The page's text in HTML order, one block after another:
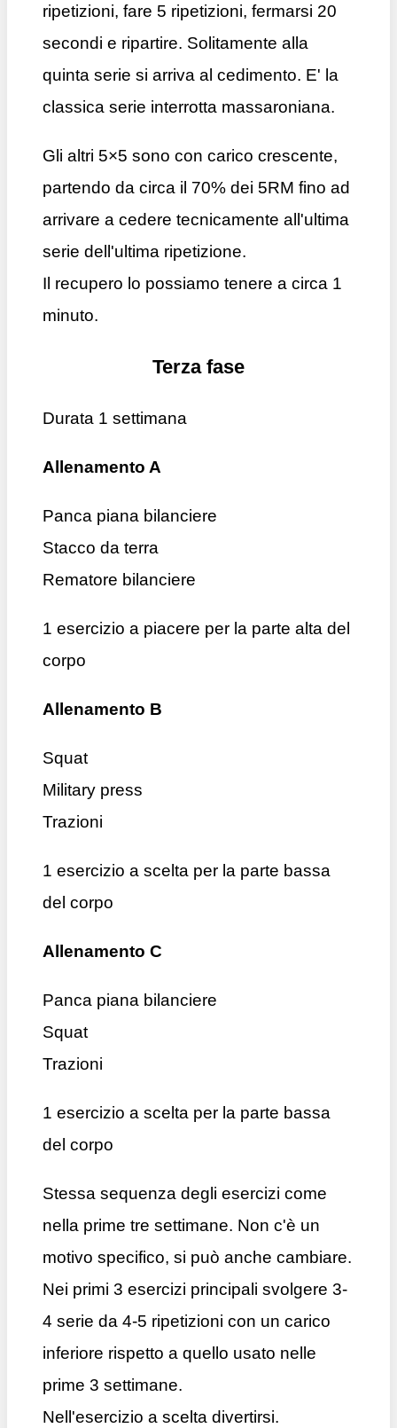
ripetizioni, fare 5 ripetizioni, fermarsi 20
secondi e ripartire. Solitamente alla
quinta serie si arriva al cedimento. E' la
classica serie interrotta massaroniana.
Gli altri 5×5 sono con carico crescente,
partendo da circa il 70% dei 5RM fino ad
arrivare a cedere tecnicamente all'ultima
serie dell'ultima ripetizione.
Il recupero lo possiamo tenere a circa 1
minuto.
Terza fase
Durata 1 settimana
Allenamento A
Panca piana bilanciere
Stacco da terra
Rematore bilanciere
1 esercizio a piacere per la parte alta del
corpo
Allenamento B
Squat
Military press
Trazioni
1 esercizio a scelta per la parte bassa
del corpo
Allenamento C
Panca piana bilanciere
Squat
Trazioni
1 esercizio a scelta per la parte bassa
del corpo
Stessa sequenza degli esercizi come
nella prime tre settimane. Non c'è un
motivo specifico, si può anche cambiare.
Nei primi 3 esercizi principali svolgere 3-
4 serie da 4-5 ripetizioni con un carico
inferiore rispetto a quello usato nelle
prime 3 settimane.
Nell'esercizio a scelta divertirsi.